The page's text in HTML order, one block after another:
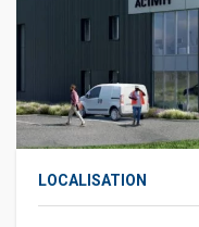
LOCALISATION